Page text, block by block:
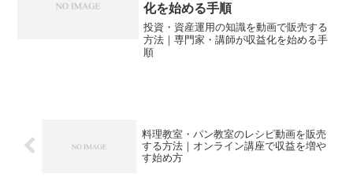
化を始める手順
投資・資産運用の知識を動画で販売する
方法｜専門家・講師が収益化を始める手
順
料理教室・パン教室のレシピ動画を販売
する方法｜オンライン講座で収益を増や
す始め方